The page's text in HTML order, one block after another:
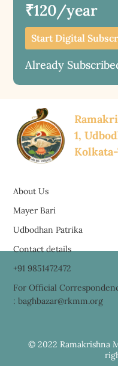
₹120/year
Start Digital
Already
1,
About Us
Mayer Bari
Udbodhan Patrika
Contact details
+91 9851472472
For Official
: baghbazar@rkmm.org
© 2022 Ramakrishna